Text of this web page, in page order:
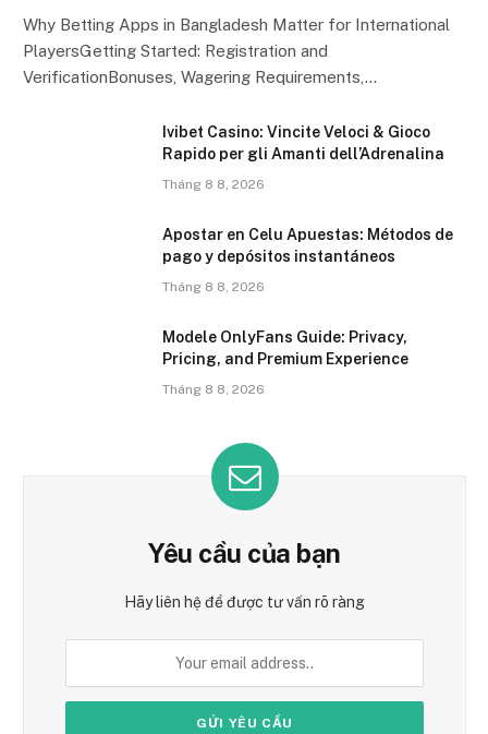
Why Betting Apps in Bangladesh Matter for International
PlayersGetting Started: Registration and
VerificationBonuses, Wagering Requirements,…
Ivibet Casino: Vincite Veloci & Gioco
Rapido per gli Amanti dell’Adrenalina
Tháng 8 8, 2026
Apostar en Celu Apuestas: Métodos de
pago y depósitos instantáneos
Tháng 8 8, 2026
Modele OnlyFans Guide: Privacy,
Pricing, and Premium Experience
Tháng 8 8, 2026
Yêu cầu của bạn
Hãy liên hệ để được tư vấn rõ ràng